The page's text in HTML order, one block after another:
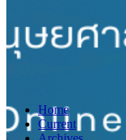
Home
Current